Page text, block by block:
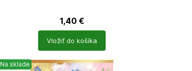
1,40 €
Vložiť do košíka
Na sklade